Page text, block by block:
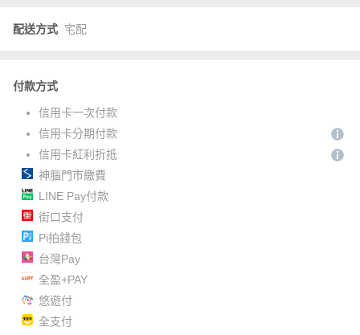
配送方式 宅配
付款方式
信用卡一次付款
信用卡分期付款
信用卡紅利折抵
神腦門市繳費
LINE Pay付款
街口支付
Pi拍錢包
台灣Pay
全盈+PAY
悠遊付
全支付